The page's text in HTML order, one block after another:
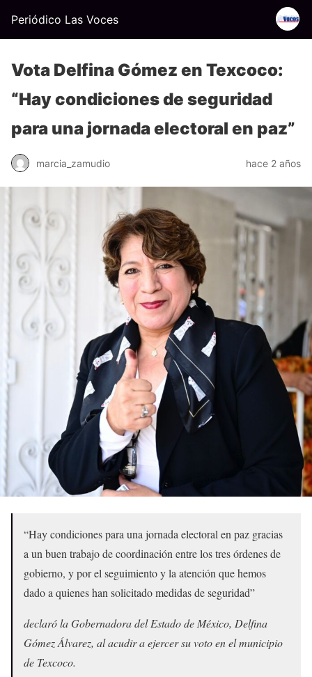
Periódico Las Voces
Vota Delfina Gómez en Texcoco:
“Hay condiciones de seguridad
para una jornada electoral en paz”
marcia_zamudio hace 2 años
“Hay condiciones para una jornada electoral en paz gracias
a un buen trabajo de coordinación entre los tres órdenes de
gobierno, y por el seguimiento y la atención que hemos
dado a quienes han solicitado medidas de seguridad”
declaró la Gobernadora del Estado de México, Delfina
Gómez Álvarez, al acudir a ejercer su voto en el municipio
de Texcoco.